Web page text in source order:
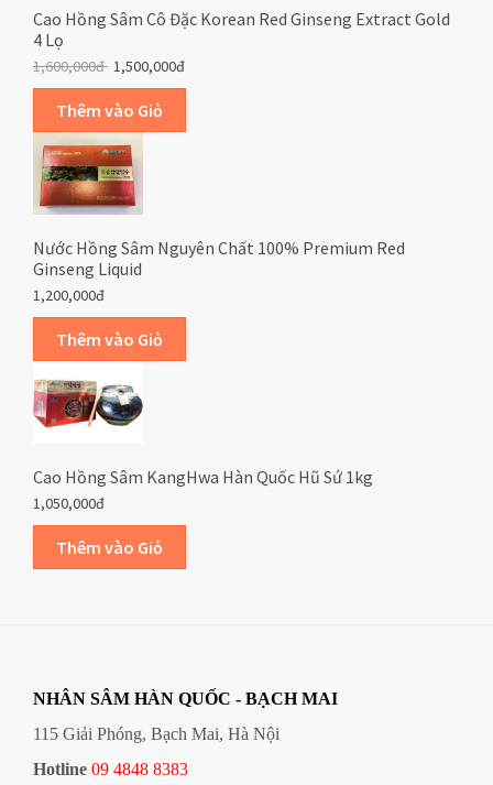
Cao Hồng Sâm Cô Đặc Korean Red Ginseng Extract Gold
4 Lọ
1,600,000đ 1,500,000đ
Nước Hồng Sâm Nguyên Chất 100% Premium Red
Ginseng Liquid
1,200,000đ
Cao Hồng Sâm KangHwa Hàn Quốc Hũ Sứ 1kg
1,050,000đ
NHÂN SÂM HÀN QUỐC - BẠCH MAI
115 Giải Phóng, Bạch Mai, Hà Nội
Hotline 09 4848 8383